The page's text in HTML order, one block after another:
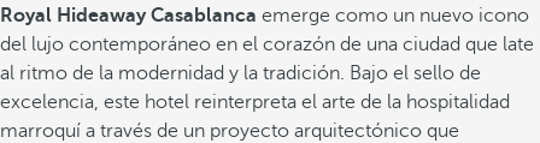
Royal Hideaway Casablanca emerge como un nuevo icono
del lujo contemporáneo en el corazón de una ciudad que late
al ritmo de la modernidad y la tradición. Bajo el sello de
excelencia, este hotel reinterpreta el arte de la hospitalidad
marroquí a través de un proyecto arquitectónico que